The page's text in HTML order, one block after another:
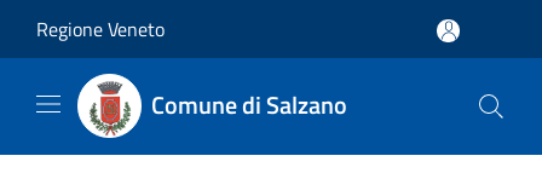
Regione Veneto
Comune di Salzano